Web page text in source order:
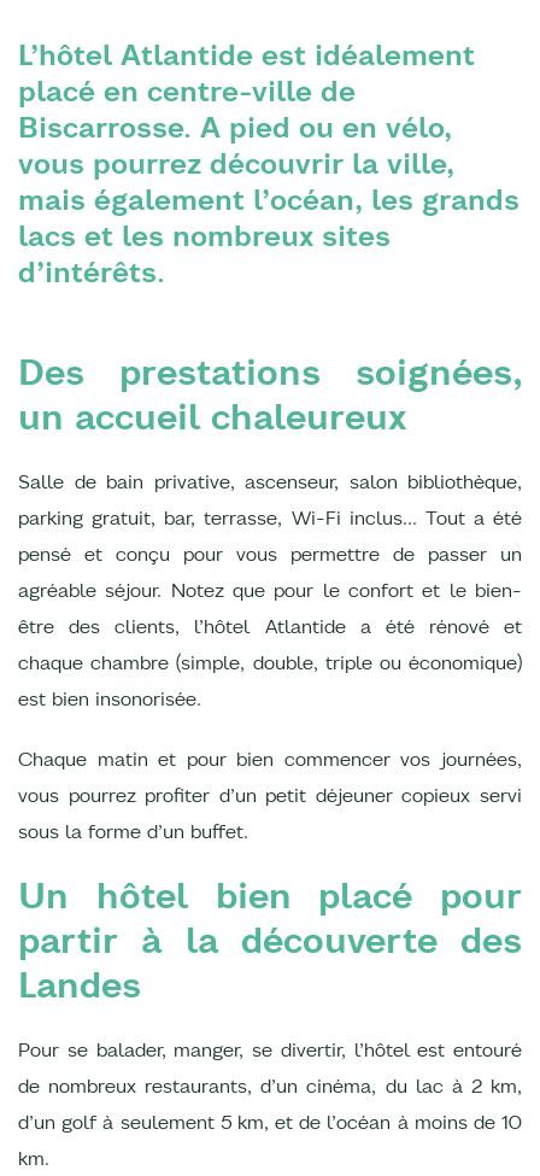
L’hôtel Atlantide est idéalement
placé en centre-ville de
Biscarrosse. A pied ou en vélo,
vous pourrez découvrir la ville,
mais également l’océan, les grands
lacs et les nombreux sites
d’intérêts.
Des prestations soignées,
un accueil chaleureux
Salle de bain privative, ascenseur, salon bibliothèque,
parking gratuit, bar, terrasse, Wi-Fi inclus… Tout a été
pensé et conçu pour vous permettre de passer un
agréable séjour. Notez que pour le confort et le bien-
être des clients, l’hôtel Atlantide a été rénové et
chaque chambre (simple, double, triple ou économique)
est bien insonorisée.
Chaque matin et pour bien commencer vos journées,
vous pourrez profiter d’un petit déjeuner copieux servi
sous la forme d’un buffet.
Un hôtel bien placé pour
partir à la découverte des
Landes
Pour se balader, manger, se divertir, l’hôtel est entouré
de nombreux restaurants, d’un cinéma, du lac à 2 km,
d’un golf à seulement 5 km, et de l’océan à moins de 10
km.